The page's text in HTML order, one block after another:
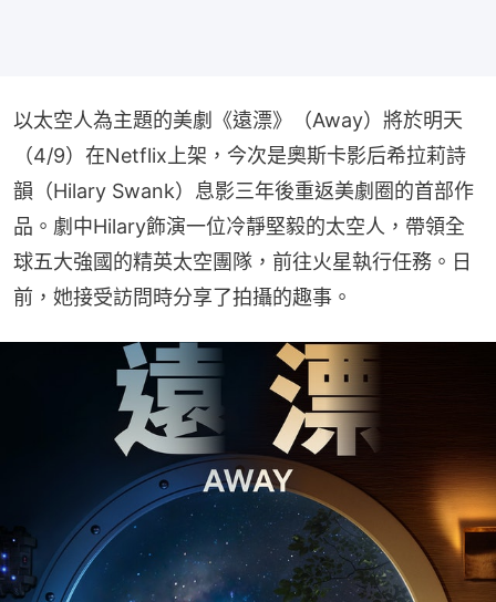
以太空人為主題的美劇《遠漂》（Away）將於明天
（4/9）在Netflix上架，今次是奧斯卡影后希拉莉詩
韻（Hilary Swank）息影三年後重返美劇圈的首部作
品。劇中Hilary飾演一位冷靜堅毅的太空人，帶領全
球五大強國的精英太空團隊，前往火星執行任務。日
前，她接受訪問時分享了拍攝的趣事。